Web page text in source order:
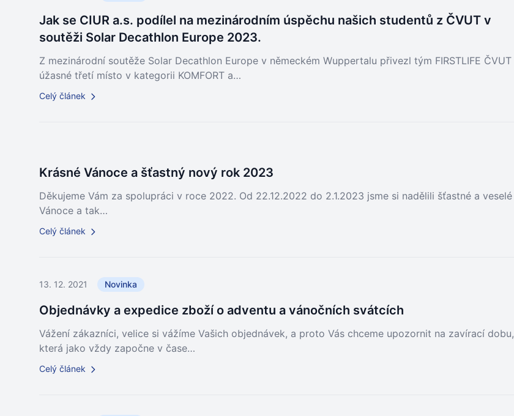
Jak se CIUR a.s. podílel na mezinárodním úspěchu našich studentů z ČVUT v
soutěži Solar Decathlon Europe 2023.
Z mezinárodní soutěže Solar Decathlon Europe v německém Wuppertalu přivezl tým FIRSTLIFE ČVUT
úžasné třetí místo v kategorii KOMFORT a…
Celý článek
Krásné Vánoce a šťastný nový rok 2023
Děkujeme Vám za spolupráci v roce 2022. Od 22.12.2022 do 2.1.2023 jsme si nadělili šťastné a veselé
Vánoce a tak…
Celý článek
13. 12. 2021 Novinka
Objednávky a expedice zboží o adventu a vánočních svátcích
Vážení zákazníci, velice si vážíme Vašich objednávek, a proto Vás chceme upozornit na zavírací dobu,
která jako vždy započne v čase…
Celý článek